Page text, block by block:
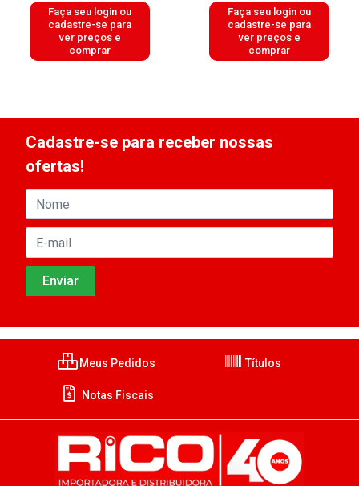
Faça seu login ou
cadastre-se para
ver preços e
comprar
Faça seu login ou
cadastre-se para
ver preços e
comprar
Cadastre-se para receber nossas
ofertas!
Meus Pedidos Títulos
Notas Fiscais